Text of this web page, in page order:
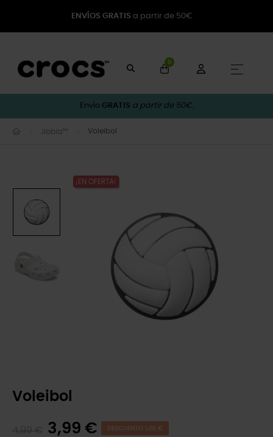
ENVÍOS GRATIS a partir de 50€
0
☰
Envío GRATIS a partir de 50€.
Jibbitz™ Voleibol
¡EN OFERTA!
Voleibol
3,99 € DESCUENTO 1,00 €